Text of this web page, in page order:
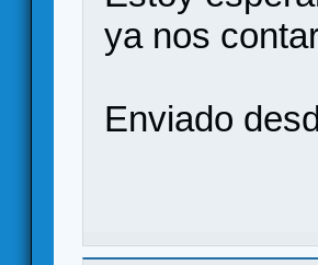
ya nos
Enviado